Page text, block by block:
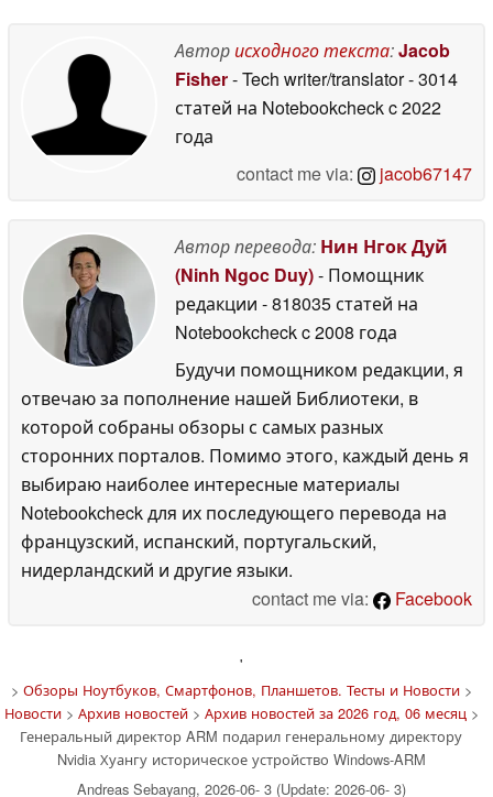
Авторисходного текста:Jacob
Fisher- Tech writer/translator- 3014
статей на Notebookcheckc 2022
года
contact me via:
jacob67147
Автор перевода: Нин Нгок Дуй
(Ninh Ngoc Duy)- Помощник
редакции - 818035 статей на
Notebookcheckc 2008 года
Будучи помощником редакции, я
отвечаю за пополнение нашей Библиотеки, в
которой собраны обзоры с самых разных
сторонних порталов. Помимо этого, каждый день я
выбираю наиболее интересные материалы
Notebookcheck для их последующего перевода на
французский, испанский, португальский,
нидерландский и другие языки.
contact me via:
Facebook
'
> Обзоры Ноутбуков, Смартфонов, Планшетов. Тесты и Новости>
Новости> Архив новостей> Архив новостей за 2026 год, 06 месяц>
Генеральный директор ARM подарил генеральному директору
Nvidia Хуангу историческое устройство Windows-ARM
Andreas Sebayang, 2026-06- 3 (Update: 2026-06- 3)